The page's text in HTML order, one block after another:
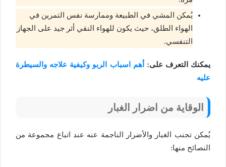
يُمكن المشي في الطبيعة وممارسة نفس التمرين في
الهواء الطلق، حيث يكون للهواء النقي أثر جيد على الجهاز
التنفسي.
يمكنك التعرف على:
أهم اسباب الربو وكيفية علاجه والسيطرة
عليه
الوقاية من اضرار الغبار
يُمكن تجنب الغبار والأضرار الناجمة عنه عند اتباع مجموعة من
النصائح منها: